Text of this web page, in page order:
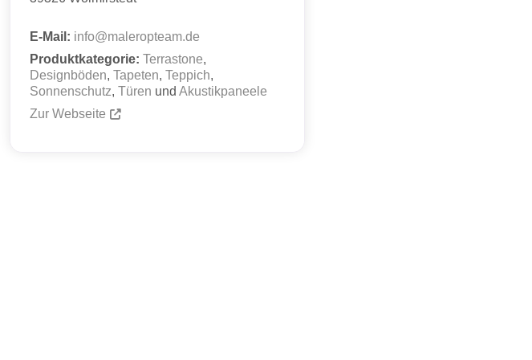
E-Mail: info@maleropteam.de
Produktkategorie: Terrastone,
Designböden, Tapeten, Teppich,
Sonnenschutz, Türen und Akustikpaneele
Zur Webseite